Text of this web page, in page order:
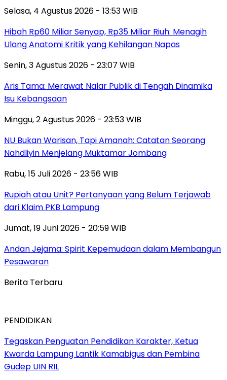
Selasa, 4 Agustus 2026 - 13:53 WIB
Hibah Rp60 Miliar Senyap, Rp35 Miliar Riuh: Menagih
Ulang Anatomi Kritik yang Kehilangan Napas
Senin, 3 Agustus 2026 - 23:07 WIB
Aris Tama: Merawat Nalar Publik di Tengah Dinamika
Isu Kebangsaan
Minggu, 2 Agustus 2026 - 23:53 WIB
NU Bukan Warisan, Tapi Amanah: Catatan Seorang
Nahdliyin Menjelang Muktamar Jombang
Rabu, 15 Juli 2026 - 23:56 WIB
Rupiah atau Unit? Pertanyaan yang Belum Terjawab
dari Klaim PKB Lampung
Jumat, 19 Juni 2026 - 20:59 WIB
Andan Jejama: Spirit Kepemudaan dalam Membangun
Pesawaran
Berita Terbaru
PENDIDIKAN
Tegaskan Penguatan Pendidikan Karakter, Ketua
Kwarda Lampung Lantik Kamabigus dan Pembina
Gudep UIN RIL